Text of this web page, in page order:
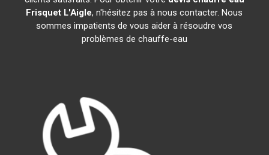
Frisquet L'Aigle, n'hésitez pas à nous contacter. Nous
sommes impatients de vous aider à résoudre vos
problèmes de chauffe-eau